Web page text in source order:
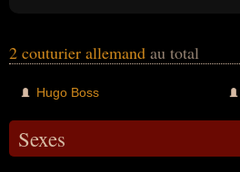
2 couturier allemand au total
Hugo Boss
Sexes